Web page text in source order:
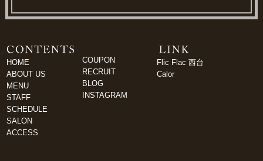
HOME
ABOUT US
MENU
STAFF
SCHEDULE
SALON
ACCESS
COUPON
RECRUIT
BLOG
INSTAGRAM
Flic Flac 西台
Calor